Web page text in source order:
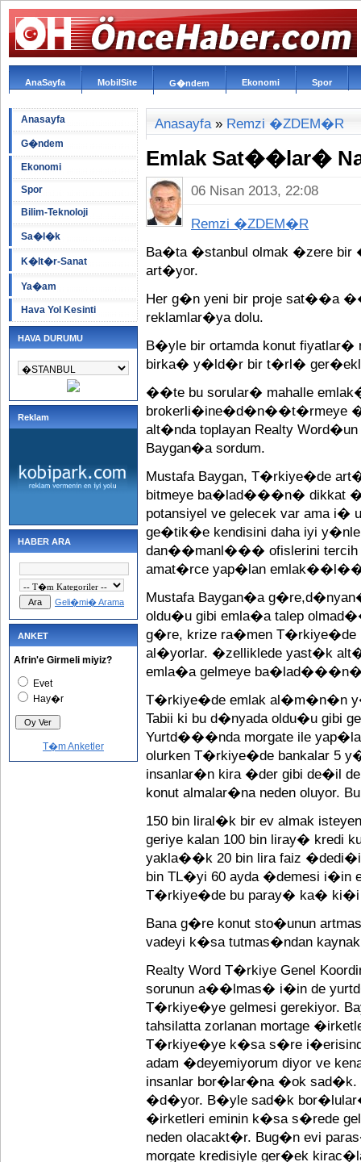
AnaSayfa MobilSite G�ndem Ekonomi Spor
Anasayfa
G�ndem
Ekonomi
Spor
Bilim-Teknoloji
Sa�l�k
K�lt�r-Sanat
Ya�am
Hava Yol Kesinti
HAVA DURUMU
Reklam
HABER ARA
Geli�mi� Arama
ANKET
Afrin'e Girmeli miyiz?
Evet
Hay�r
T�m Anketler
Anasayfa» Remzi �ZDEM�R
Emlak Sat��lar�
06 Nisan 2013, 22:08
Remzi �ZDEM�R
Ba�ta �stanbul olmak �zere
art�yor.
Her g�n yeni bir proje sat��a
reklamlar�ya dolu.
B�yle bir ortamda konut fiyatlar�
birka� y�ld�r bir t�rl�
��te bu sorular� mahalle
brokerli�ine�d�n��t�rmeye
alt�nda toplayan Realty
Baygan�a sordum.
Mustafa Baygan, T�rkiye�de
bitmeye ba�lad���n� dikkat
potansiyel ve gelecek var ama
ge�tik�e kendisini daha iyi
dan��manl��� ofislerini tercih
amat�rce yap�lan
Mustafa Baygan�a
oldu�u gibi emla�a talep
g�re, krize ra�men T�rkiye�de
al�yorlar. �zelliklede yast�k
emla�a gelmeye ba�lad���n�
T�rkiye�de emlak al�m�n�n
Tabii ki bu d�nyada oldu�u gibi
Yurtd���nda morgate ile
olurken T�rkiye�de bankalar 5
insanlar�n kira �der gibi de�il
konut almalar�na neden oluyor.
150 bin liral�k bir ev almak
geriye kalan 100 bin liray� kredi
yakla��k 20 bin lira faiz
bin TL�yi 60 ayda �demesi i�in
T�rkiye�de bu paray� ka� ki�i
Bana g�re konut sto�unun
vadeyi k�sa tutmas�ndan
Realty Word T�rkiye Genel
sorunun a��lmas� i�in de
T�rkiye�ye gelmesi gerekiyor.
tahsilatta zorlanan mortage
T�rkiye�ye k�sa s�re
adam �deyemiyorum diyor ve
insanlar bor�lar�na �ok sad�k.
�d�yor. B�yle sad�k
�irketleri eminin k�sa s�rede
neden olacakt�r. Bug�n evi
morgate kredisiyle ger�ek